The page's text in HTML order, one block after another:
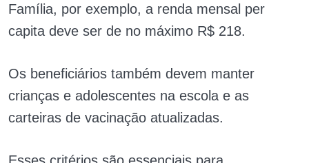
Família, por exemplo, a renda mensal per
capita deve ser de no máximo R$ 218.
Os beneficiários também devem manter
crianças e adolescentes na escola e as
carteiras de vacinação atualizadas.